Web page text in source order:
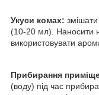
Укуси комах:
(10-20 мл). Наносити
використовувати
Прибирання
(воду) під час